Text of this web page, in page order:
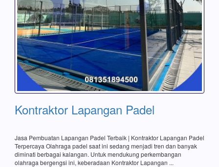
Kontraktor Lapangan Padel
Jasa Pembuatan Lapangan Padel Terbaik | Kontraktor Lapangan Padel
Terpercaya Olahraga padel saat ini sedang menjadi tren dan banyak
diminati berbagai kalangan. Untuk mendukung perkembangan
olahraga bergengsi ini, keberadaan Kontraktor Lapangan ...